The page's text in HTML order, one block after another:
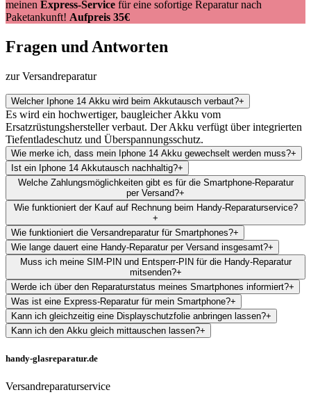
meinen Express-Service für eine sofortige Reparatur nach
Paketankunft! Aufpreis 35€
Fragen und Antworten
zur Versandreparatur
Welcher Iphone 14 Akku wird beim Akkutausch verbaut?+
Es wird ein hochwertiger, baugleicher Akku vom
Ersatzrüstungshersteller verbaut. Der Akku verfügt über integrierten
Tiefentladeschutz und Überspannungsschutz.
Wie merke ich, dass mein Iphone 14 Akku gewechselt werden muss?+
Ist ein Iphone 14 Akkutausch nachhaltig?+
Welche Zahlungsmöglichkeiten gibt es für die Smartphone-Reparatur
per Versand?+
Wie funktioniert der Kauf auf Rechnung beim Handy-Reparaturservice?
+
Wie funktioniert die Versandreparatur für Smartphones?+
Wie lange dauert eine Handy-Reparatur per Versand insgesamt?+
Muss ich meine SIM-PIN und Entsperr-PIN für die Handy-Reparatur
mitsenden?+
Werde ich über den Reparaturstatus meines Smartphones informiert?+
Was ist eine Express-Reparatur für mein Smartphone?+
Kann ich gleichzeitig eine Displayschutzfolie anbringen lassen?+
Kann ich den Akku gleich mittauschen lassen?+
handy-glasreparatur.de
Versandreparaturservice